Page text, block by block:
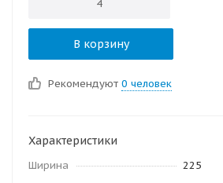
В корзину
Рекомендуют 0 человек
Характеристики
Ширина
225